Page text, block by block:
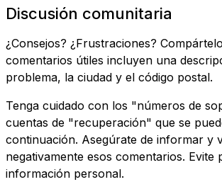
Discusión comunitaria
¿Consejos? ¿Frustraciones?
comentarios útiles incluyen una
problema, la ciudad y el código postal.
Tenga cuidado con los "números de
cuentas de "recuperación" que se
continuación. Asegúrate de informar y
negativamente esos comentarios. Evite
información personal.